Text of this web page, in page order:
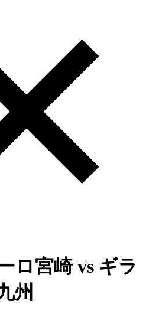
ロ宮崎vs ギラ
州